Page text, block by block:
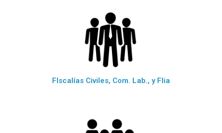
FIscalías Civiles, Com. Lab., y Flia